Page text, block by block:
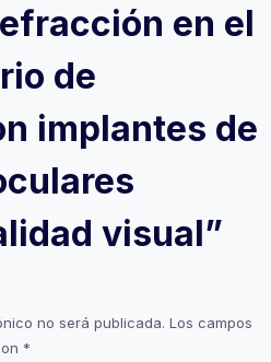
en el
de
implantes de
visual”
no será publicada. Los campos
*